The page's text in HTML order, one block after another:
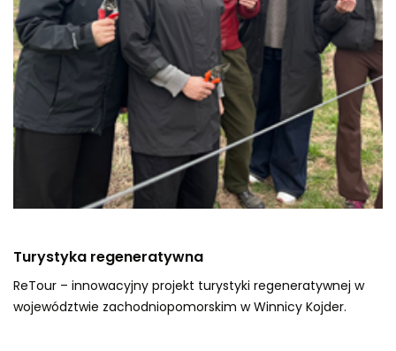
Turystyka regeneratywna
ReTour – innowacyjny projekt turystyki regeneratywnej w
województwie zachodniopomorskim w Winnicy Kojder.